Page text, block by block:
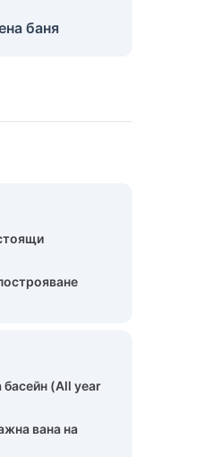
баня
басейн (All year
вана на